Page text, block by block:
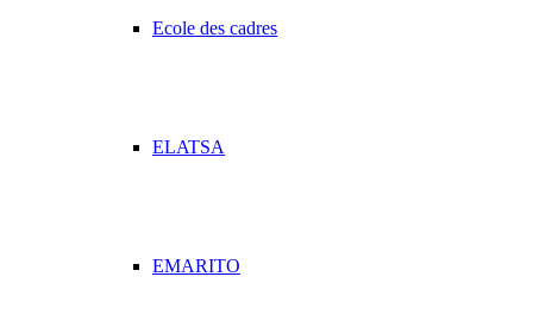
Ecole des cadres
ELATSA
EMARITO